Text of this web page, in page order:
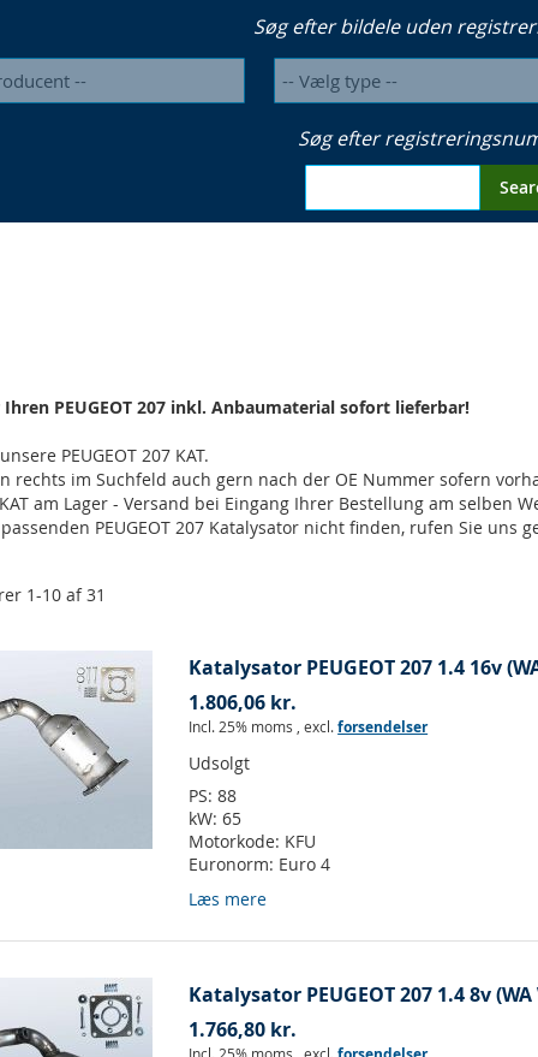
Søg efter bildele uden
Søg efter
PEUGEOT 207 inkl. Anbaumaterial sofort lieferbar!
PEUGEOT 207 KAT.
rechts im Suchfeld auch gern nach der OE Nummer sofern
am Lager - Versand bei Eingang Ihrer Bestellung am selben
PEUGEOT 207 Katalysator nicht finden, rufen Sie uns
1-10 af31
Katalysator PEUGEOT 207 1.4 16v
1.806,06 kr.
Incl. 25% moms ,excl.forsendelser
Udsolgt
PS:88
kW:65
Motorkode: KFU
Euronorm: Euro 4
Læs mere
Katalysator PEUGEOT 207 1.4 8v (WA
1.766,80 kr.